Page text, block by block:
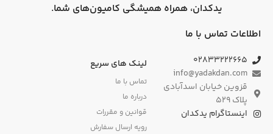
یدکدان، همراه همیشگی کامیون‌های شما.
اطلاعات تماس با ما
۰۲۸۳۳۲۲۲۶۶۵
info@yadakdan.com
قزوین خیابان اسدآبادی
پلاک ۵۲۹
اینستاگرام یدکدان
لینک های سریع
تماس با ما
درباره ما
قوانین و مقررات
رویه ارسال سفارش